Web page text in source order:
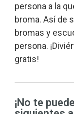
persona a la
broma. Así de
bromas y
persona.
gratis!
¡No te